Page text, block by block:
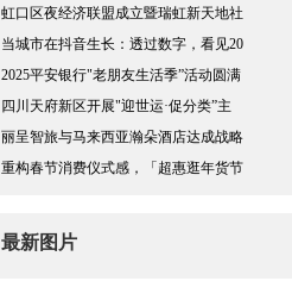
虹口区夜经济联盟成立暨瑞虹新天地社
当城市在抖音生长：透过数字，看见20
2025平安银行"老朋友生活季”活动圆满
四川天府新区开展"迎世运·促分类”主
丽呈智旅与马来西亚瀚朵酒店达成战略
重构春节消费仪式感，「超惠逛年货节
最新图片